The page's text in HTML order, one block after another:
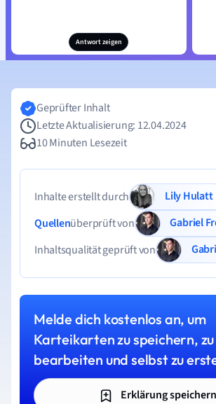
Antwort zeigen
Geprüfter Inhalt
Letzte Aktualisierung: 12.04.2024
10 Minuten Lesezeit
Inhalte erstellt durch
Lily Hulatt
Quellenüberprüft von
Gabriel
Inhaltsqualität geprüft von
Melde dich kostenlos an, um
Karteikarten zu speichern, zu
bearbeiten und selbst zu
Erklärung speichern